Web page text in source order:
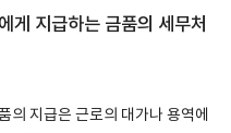
게 지급하는 금품의 세무처
의 지급은 근로의 대가나 용역에